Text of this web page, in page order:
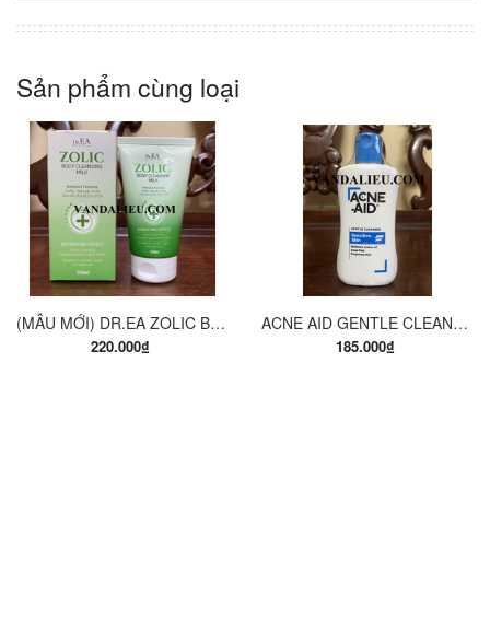
Sản phẩm cùng loại
(MẪU MỚI) DR.EA ZOLIC BODY CLEANSING MILK 150ML. SỮA TẮM Y KHOA
220.000₫
ACNE AID GENTLE CLEANSER 100ML. SỮA RỬA MẶT THÍCH HỢP CHO DA NHỜN VÀ MỤN.
185.000₫